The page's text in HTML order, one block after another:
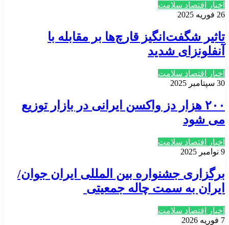
اخبار اقتصاد سلامت
26 فوریه 2025
تاثیر شگفت‌انگیز قارچ‌ها بر مقابله با
آنفلونزای شدید
اخبار اقتصاد سلامت
30 سپتامبر 2025
۲۰۰ هزار دز واکسن ایرانی در بازار توزیع
می شود
اخبار اقتصاد سلامت
9 نوامبر 2025
برگزاری جشنواره بین المللی ایران جوان/
ایران به سمت چاله جمعیتی
اخبار اقتصاد سلامت
7 فوریه 2026